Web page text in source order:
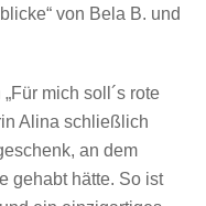
von Bela B. und
mich soll´s rote
Alina schließlich
an dem
gehabt hätte. So ist